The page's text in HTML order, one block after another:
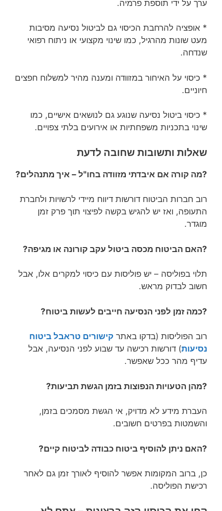
ערך על ידי תוספת פרמיה.
* אופציה להרחבת הכיסוי גם לביטול נסיעה מסיבות
מעט שונות מהרגיל, כמו שינוי מקצועי או ניתוח רפואי
שנדחה.
* כיסוי על האיחור במזוודה ומענה מהיר למשלוח חפצים
חיוניים.
* כיסוי ביטול נסיעה שנוגע גם לנושאים אישיים, כמו
שינוי בתכניות משפחתיות או אירועים בלתי צפויים.
שאלות ותשובות שחובה לדעת
?מה קורה אם איבדתי מזוודה בחו"ל – איך מתנהלים?
רוב חברות הביטוח דורשות דיווח מיידי לרשויות ולחברת
התעופה, ואז יש להגיש בקשה לפיצוי תוך פרק זמן
מוגדר.
?האם הביטוח מכסה ביטול עקב קורונה או מגיפה?
תלוי בפוליסה – יש פוליסות עם כיסוי למקרים אלו, אבל
חשוב לבדוק מראש.
?כמה זמן לפני הנסיעה חייבים לעשות ביטוח?
רוב הפוליסות (בדקו באתר קישורים טראבל ביטוח
נסיעות) דורשות רכישה עד שבוע לפני הנסיעה, אבל
עדיף מהר ככל שאפשר.
?מהן הטעויות הנפוצות בזמן הגשת תביעות?
העברת מידע לא מדויק, אי הגשת מסמכים בזמן,
והשמטות בפרטים חשובים.
?האם ניתן להוסיף ביטוח כבודה לביטוח קיים?
כן, ברוב המקומות אפשר להוסיף לאורך זמן גם לאחר
רכישת הפוליסה.